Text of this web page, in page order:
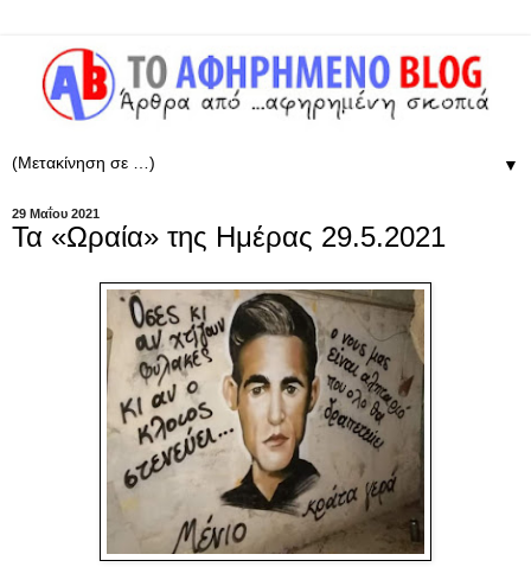
▼
29 Μαΐου 2021
Τα «Ωραία» της Ημέρας 29.5.2021